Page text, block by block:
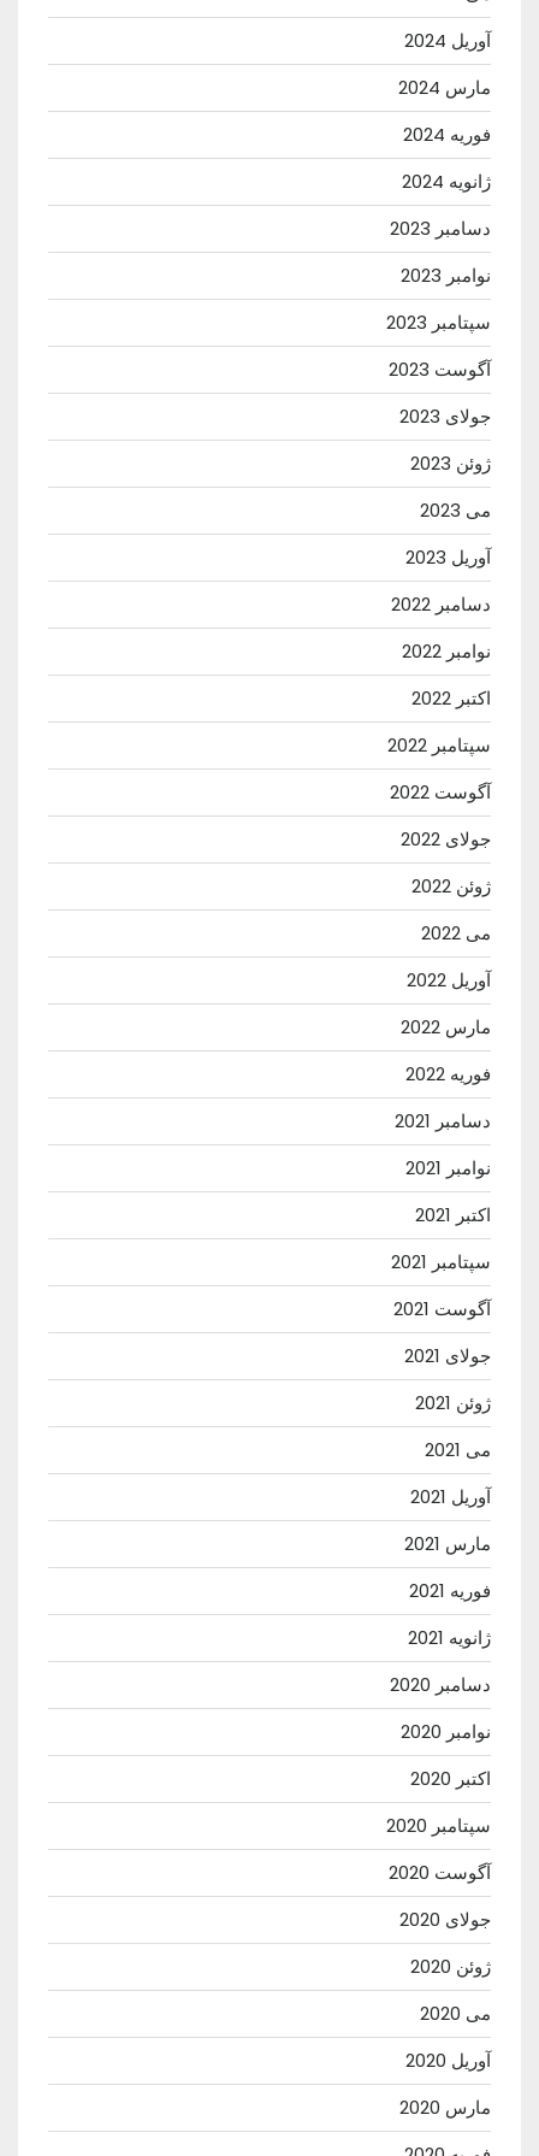
آوریل 2024
مارس 2024
فوریه 2024
ژانویه 2024
دسامبر 2023
نوامبر 2023
سپتامبر 2023
آگوست 2023
جولای 2023
ژوئن 2023
می 2023
آوریل 2023
دسامبر 2022
نوامبر 2022
اکتبر 2022
سپتامبر 2022
آگوست 2022
جولای 2022
ژوئن 2022
می 2022
آوریل 2022
مارس 2022
فوریه 2022
دسامبر 2021
نوامبر 2021
اکتبر 2021
سپتامبر 2021
آگوست 2021
جولای 2021
ژوئن 2021
می 2021
آوریل 2021
مارس 2021
فوریه 2021
ژانویه 2021
دسامبر 2020
نوامبر 2020
اکتبر 2020
سپتامبر 2020
آگوست 2020
جولای 2020
ژوئن 2020
می 2020
آوریل 2020
مارس 2020